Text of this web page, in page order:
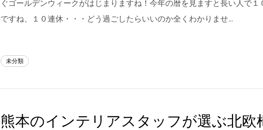
ぐゴールデンウィークがはじまりますね！今年の暦を見ますと長い人で１
ですね、１０連休・・・どう過ごしたらいいのか全くわかりませ…
未分類
熊本のインテリアスタッフが選ぶ北欧